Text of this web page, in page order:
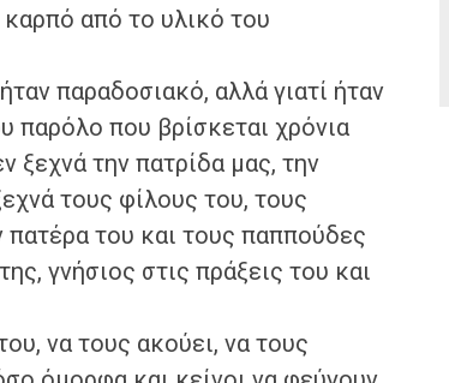
από το υλικό του
παραδοσιακό, αλλά γιατί ήταν
παρόλο που βρίσκεται χρόνια
ξεχνά την πατρίδα μας, την
τους φίλους του, τους
του και τους παππούδες
γνήσιος στις πράξεις του και
να τους ακούει, να τους